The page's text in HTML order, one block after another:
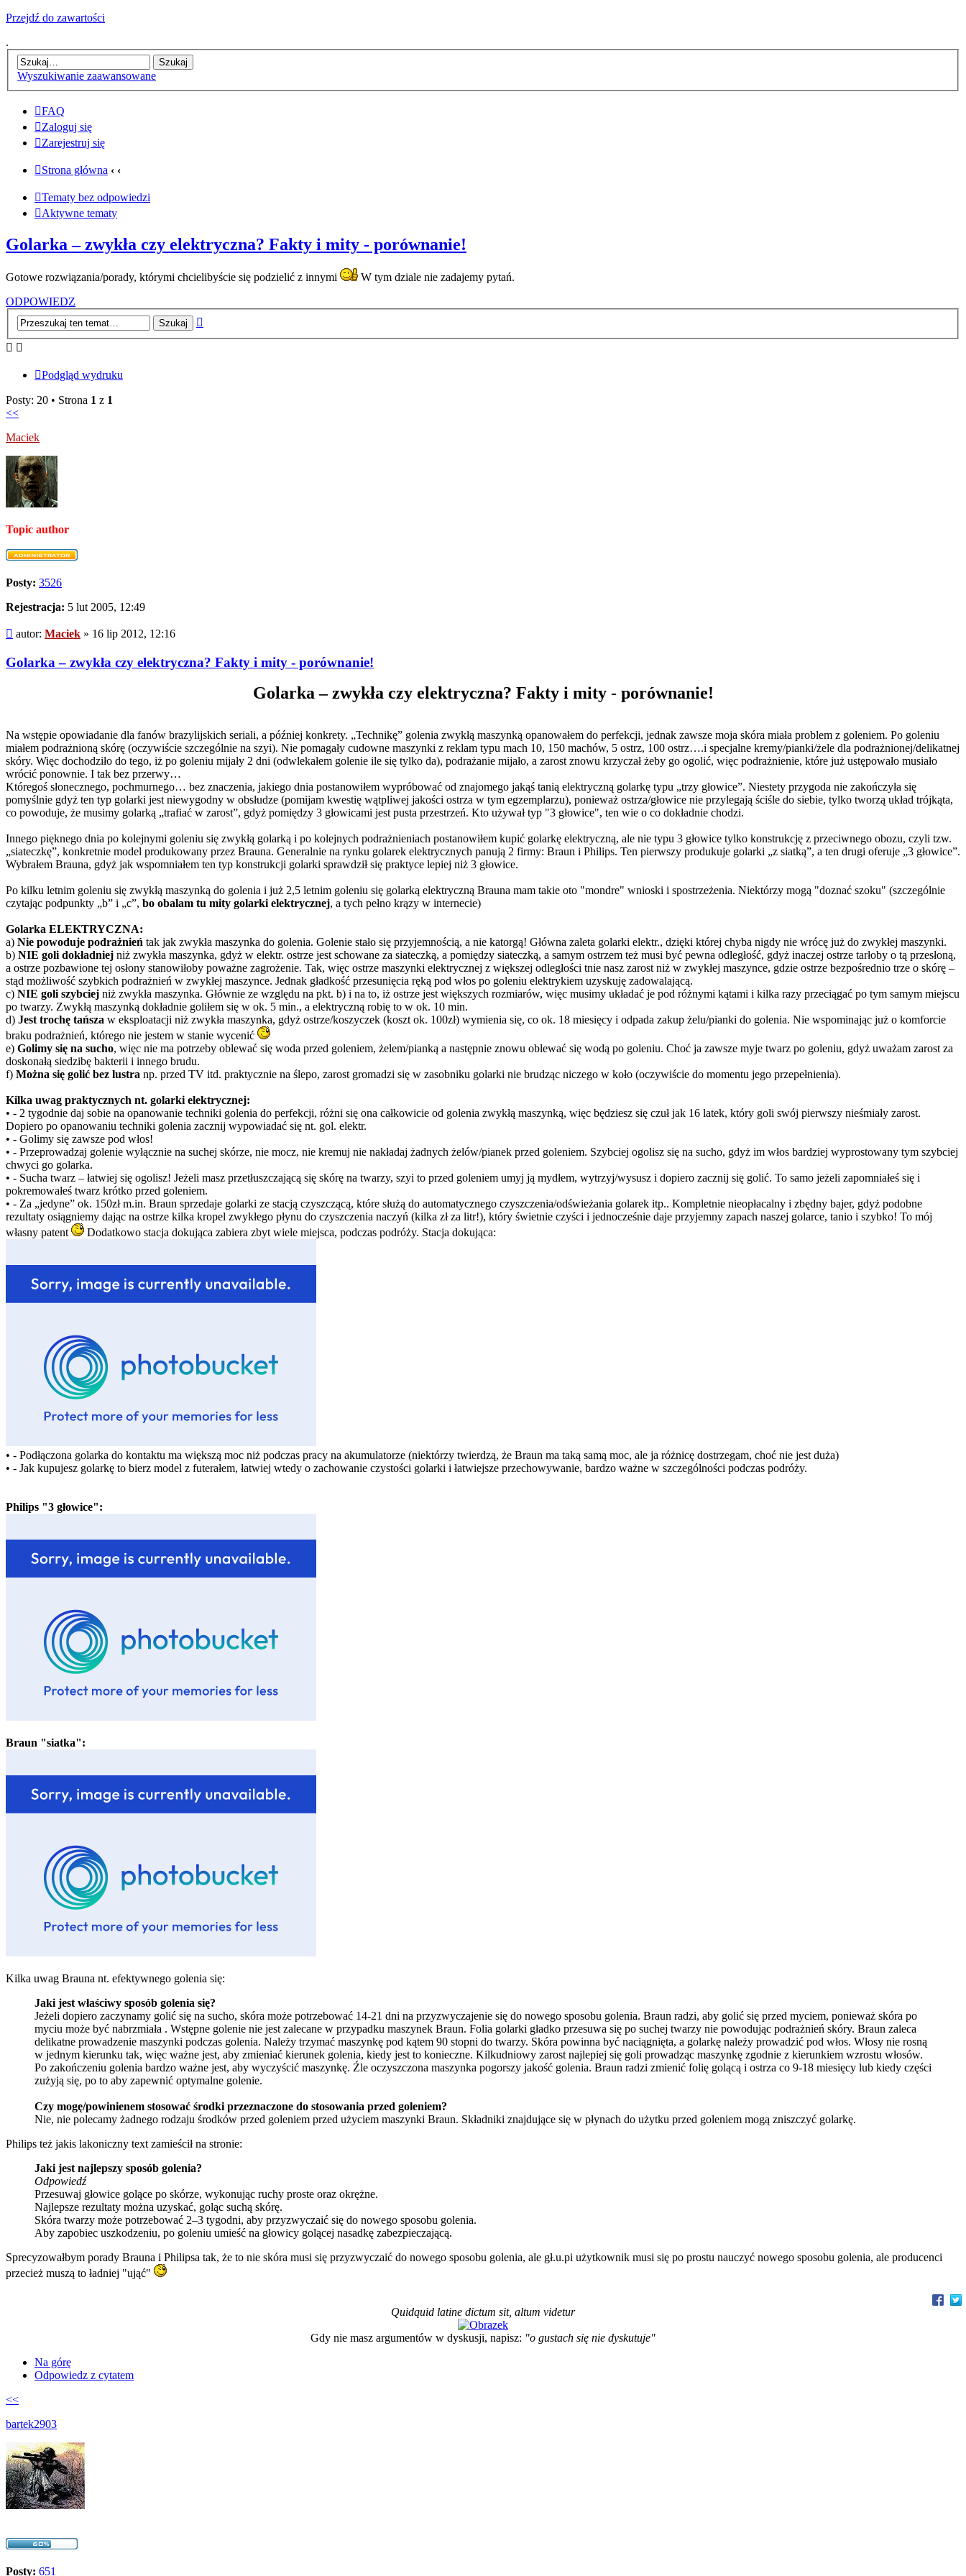
Przejdź do zawartości
.
Wyszukiwanie zaawansowane
FAQ
Zaloguj się
Zarejestruj się
Strona główna ‹ ‹
Tematy bez odpowiedzi
Aktywne tematy
Golarka – zwykła czy elektryczna? Fakty i mity - porównanie!
Gotowe rozwiązania/porady, którymi chcielibyście się podzielić z innymi
W tym dziale nie zadajemy pytań.
ODPOWIEDZ
Podgląd wydruku
Posty: 20 • Strona 1 z 1
<<
Maciek
Topic author
Posty: 3526
Rejestracja: 5 lut 2005, 12:49
Post
autor: Maciek » 16 lip 2012, 12:16
Golarka – zwykła czy elektryczna? Fakty i mity - porównanie!
Golarka – zwykła czy elektryczna? Fakty i mity - porównanie!
Na wstępie opowiadanie dla fanów brazylijskich seriali, a później konkrety. „Technikę” golenia zwykłą maszynką opanowałem do perfekcji, jednak zawsze moja skóra miała problem z goleniem. Po goleniu
miałem podrażnioną skórę (oczywiście szczególnie na szyi). Nie pomagały cudowne maszynki z reklam typu mach 10, 150 machów, 5 ostrz, 100 ostrz….i specjalne kremy/pianki/żele dla podrażnionej/delikatnej
skóry. Więc dochodziło do tego, iż po goleniu mijały 2 dni (odwlekałem golenie ile się tylko da), podrażanie mijało, a zarost znowu krzyczał żeby go ogolić, więc podrażnienie, które już ustępowało musiało
wrócić ponownie. I tak bez przerwy…
Któregoś słonecznego, pochmurnego… bez znaczenia, jakiego dnia postanowiłem wypróbować od znajomego jakąś tanią elektryczną golarkę typu „trzy głowice”. Niestety przygoda nie zakończyła się
pomyślnie gdyż ten typ golarki jest niewygodny w obsłudze (pomijam kwestię wątpliwej jakości ostrza w tym egzemplarzu), ponieważ ostrza/głowice nie przylegają ściśle do siebie, tylko tworzą układ trójkąta,
co powoduje, że musimy golarką „trafiać w zarost”, gdyż pomiędzy 3 głowicami jest pusta przestrzeń. Kto używał typ "3 głowice", ten wie o co dokładnie chodzi.
Innego pięknego dnia po kolejnymi goleniu się zwykłą golarką i po kolejnych podrażnieniach postanowiłem kupić golarkę elektryczną, ale nie typu 3 głowice tylko konstrukcję z przeciwnego obozu, czyli tzw.
„siateczkę”, konkretnie model produkowany przez Brauna. Generalnie na rynku golarek elektrycznych panują 2 firmy: Braun i Philips. Ten pierwszy produkuje golarki „z siatką”, a ten drugi oferuje „3 głowice”.
Wybrałem Brauna, gdyż jak wspomniałem ten typ konstrukcji golarki sprawdził się praktyce lepiej niż 3 głowice.
Po kilku letnim goleniu się zwykłą maszynką do golenia i już 2,5 letnim goleniu się golarką elektryczną Brauna mam takie oto "mondre" wnioski i spostrzeżenia. Niektórzy mogą "doznać szoku" (szczególnie
czytając podpunkty „b” i „c”, bo obalam tu mity golarki elektrycznej, a tych pełno krązy w internecie)
Golarka ELEKTRYCZNA:
a) Nie powoduje podrażnień tak jak zwykła maszynka do golenia. Golenie stało się przyjemnością, a nie katorgą! Główna zaleta golarki elektr., dzięki której chyba nigdy nie wrócę już do zwykłej maszynki.
b) NIE goli dokładniej niż zwykła maszynka, gdyż w elektr. ostrze jest schowane za siateczką, a pomiędzy siateczką, a samym ostrzem też musi być pewna odległość, gdyż inaczej ostrze tarłoby o tą przesłoną,
a ostrze pozbawione tej osłony stanowiłoby poważne zagrożenie. Tak, więc ostrze maszynki elektrycznej z większej odległości tnie nasz zarost niż w zwykłej maszynce, gdzie ostrze bezpośrednio trze o skórę –
stąd możliwość szybkich podrażnień w zwykłej maszynce. Jednak gładkość przesunięcia ręką pod włos po goleniu elektrykiem uzyskuję zadowalającą.
c) NIE goli szybciej niż zwykła maszynka. Głównie ze względu na pkt. b) i na to, iż ostrze jest większych rozmiarów, więc musimy układać je pod różnymi kątami i kilka razy przeciągać po tym samym miejscu
po twarzy. Zwykłą maszynką dokładnie goliłem się w ok. 5 min., a elektryczną robię to w ok. 10 min.
d) Jest trochę tańsza w eksploatacji niż zwykła maszynka, gdyż ostrze/koszyczek (koszt ok. 100zł) wymienia się, co ok. 18 miesięcy i odpada zakup żelu/pianki do golenia. Nie wspominając już o komforcie
braku podrażnień, którego nie jestem w stanie wycenić
e) Golimy się na sucho, więc nie ma potrzeby oblewać się woda przed goleniem, żelem/pianką a następnie znowu oblewać się wodą po goleniu. Choć ja zawsze myje twarz po goleniu, gdyż uważam zarost za
doskonałą siedzibę bakterii i innego brudu.
f) Można się golić bez lustra np. przed TV itd. praktycznie na ślepo, zarost gromadzi się w zasobniku golarki nie brudząc niczego w koło (oczywiście do momentu jego przepełnienia).
Kilka uwag praktycznych nt. golarki elektrycznej:
• - 2 tygodnie daj sobie na opanowanie techniki golenia do perfekcji, różni się ona całkowicie od golenia zwykłą maszynką, więc będziesz się czuł jak 16 latek, który goli swój pierwszy nieśmiały zarost.
Dopiero po opanowaniu techniki golenia zacznij wypowiadać się nt. gol. elektr.
• - Golimy się zawsze pod włos!
• - Przeprowadzaj golenie wyłącznie na suchej skórze, nie mocz, nie kremuj nie nakładaj żadnych żelów/pianek przed goleniem. Szybciej ogolisz się na sucho, gdyż im włos bardziej wyprostowany tym szybciej
chwyci go golarka.
• - Sucha twarz – łatwiej się ogolisz! Jeżeli masz przetłuszczającą się skórę na twarzy, szyi to przed goleniem umyj ją mydłem, wytrzyj/wysusz i dopiero zacznij się golić. To samo jeżeli zapomniałeś się i
pokremowałeś twarz krótko przed goleniem.
• - Za „jedyne” ok. 150zł m.in. Braun sprzedaje golarki ze stacją czyszczącą, które służą do automatycznego czyszczenia/odświeżania golarek itp.. Kompletnie nieopłacalny i zbędny bajer, gdyż podobne
rezultaty osiągniemy dając na ostrze kilka kropel zwykłego płynu do czyszczenia naczyń (kilka zł za litr!), który świetnie czyści i jednocześnie daje przyjemny zapach naszej golarce, tanio i szybko! To mój
własny patent
Dodatkowo stacja dokująca zabiera zbyt wiele miejsca, podczas podróży. Stacja dokująca:
• - Podłączona golarka do kontaktu ma większą moc niż podczas pracy na akumulatorze (niektórzy twierdzą, że Braun ma taką samą moc, ale ja różnicę dostrzegam, choć nie jest duża)
• - Jak kupujesz golarkę to bierz model z futerałem, łatwiej wtedy o zachowanie czystości golarki i łatwiejsze przechowywanie, bardzo ważne w szczególności podczas podróży.
Philips "3 głowice":
Braun "siatka":
Kilka uwag Brauna nt. efektywnego golenia się:
Jaki jest właściwy sposób golenia się?
Jeżeli dopiero zaczynamy golić się na sucho, skóra może potrzebować 14-21 dni na przyzwyczajenie się do nowego sposobu golenia. Braun radzi, aby golić się przed myciem, ponieważ skóra po
myciu może być nabrzmiała . Wstępne golenie nie jest zalecane w przypadku maszynek Braun. Folia golarki gładko przesuwa się po suchej twarzy nie powodując podrażnień skóry. Braun zaleca
delikatne prowadzenie maszynki podczas golenia. Należy trzymać maszynkę pod kątem 90 stopni do twarzy. Skóra powinna być naciągnięta, a golarkę należy prowadzić pod włos. Włosy nie rosną
w jednym kierunku tak, więc ważne jest, aby zmieniać kierunek golenia, kiedy jest to konieczne. Kilkudniowy zarost najlepiej się goli prowadząc maszynkę zgodnie z kierunkiem wzrostu włosów.
Po zakończeniu golenia bardzo ważne jest, aby wyczyścić maszynkę. Źle oczyszczona maszynka pogorszy jakość golenia. Braun radzi zmienić folię golącą i ostrza co 9-18 miesięcy lub kiedy części
zużyją się, po to aby zapewnić optymalne golenie.
Czy mogę/powinienem stosować środki przeznaczone do stosowania przed goleniem?
Nie, nie polecamy żadnego rodzaju środków przed goleniem przed użyciem maszynki Braun. Składniki znajdujące się w płynach do użytku przed goleniem mogą zniszczyć golarkę.
Philips też jakis lakoniczny text zamieścił na stronie:
Jaki jest najlepszy sposób golenia?
Odpowiedź
Przesuwaj głowice golące po skórze, wykonując ruchy proste oraz okrężne.
Najlepsze rezultaty można uzyskać, goląc suchą skórę.
Skóra twarzy może potrzebować 2–3 tygodni, aby przyzwyczaić się do nowego sposobu golenia.
Aby zapobiec uszkodzeniu, po goleniu umieść na głowicy golącej nasadkę zabezpieczającą.
Sprecyzowałbym porady Brauna i Philipsa tak, że to nie skóra musi się przyzwyczaić do nowego sposobu golenia, ale gł.u.pi użytkownik musi się po prostu nauczyć nowego sposobu golenia, ale producenci
przecież muszą to ładniej "ująć"
Quidquid latine dictum sit, altum videtur
Gdy nie masz argumentów w dyskusji, napisz: "o gustach się nie dyskutuje"
Na górę
Odpowiedz z cytatem
<<
bartek2903
Posty: 651